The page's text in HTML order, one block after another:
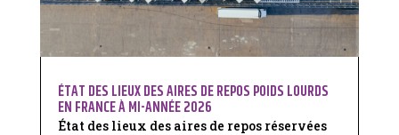
ÉTAT DES LIEUX DES AIRES DE REPOS POIDS LOURDS
EN FRANCE À MI-ANNÉE 2026
État des lieux des aires de repos réservées